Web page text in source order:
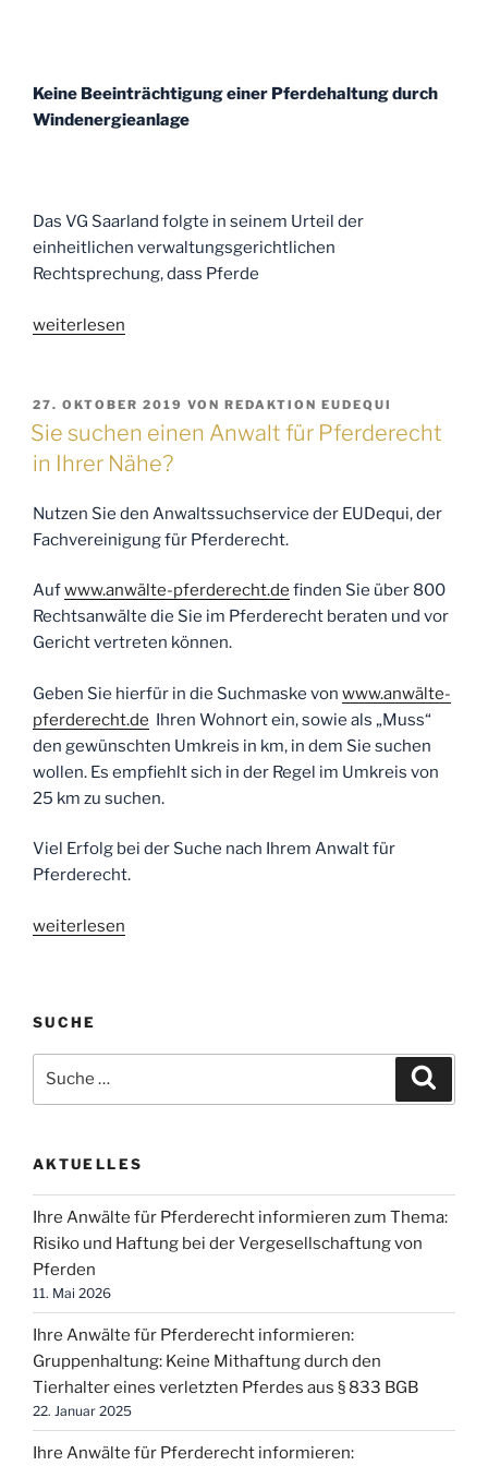
Keine Beeinträchtigung einer Pferdehaltung durch
Windenergieanlage
Das VG Saarland folgte in seinem Urteil der
einheitlichen verwaltungsgerichtlichen
Rechtsprechung, dass Pferde
„Ihre
Pferderecht
informieren:
Keine
einer
Pferdehaltung
Windenergieanlage“
weiterlesen
VERÖFFENTLICHT
AM
27. OKTOBER 2019 VON REDAKTION EUDEQUI
Sie suchen einen Anwalt für Pferderecht
in Ihrer Nähe?
Nutzen Sie den Anwaltssuchservice der EUDequi, der
Fachvereinigung für Pferderecht.
Aufwww.anwälte-pferderecht.de finden Sie über 800
Rechtsanwälte die Sie im Pferderecht beraten und vor
Gericht vertreten können.
Geben Sie hierfür in die Suchmaske von www.anwälte-
pferderecht.de Ihren Wohnort ein, sowie als „Muss“
den gewünschten Umkreis in km, in dem Sie suchen
wollen. Es empfiehlt sich in der Regel im Umkreis von
25 km zu suchen.
Viel Erfolg bei der Suche nach Ihrem Anwalt für
Pferderecht.
„Sie
für
Pferderecht
Ihrer
weiterlesen
SUCHE
nach:
AKTUELLES
Ihre Anwälte für Pferderecht informieren zum Thema:
Risiko und Haftung bei der Vergesellschaftung von
Pferden
11. Mai 2026
Ihre Anwälte für Pferderecht informieren:
Gruppenhaltung: Keine Mithaftung durch den
Tierhalter eines verletzten Pferdes aus § 833 BGB
22. Januar 2025
Ihre Anwälte für Pferderecht informieren: